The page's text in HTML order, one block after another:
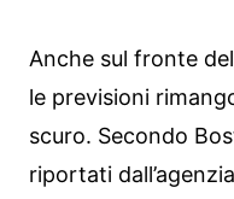
Anche sul fronte
le previsioni
scuro. Secondo
riportati